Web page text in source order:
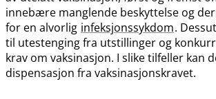
innebære manglende beskyttelse og
for en alvorlig infeksjonssykdom.
til utestenging fra utstillinger og
krav om vaksinasjon. I slike tilfeller kan
dispensasjon fra vaksinasjonskravet.